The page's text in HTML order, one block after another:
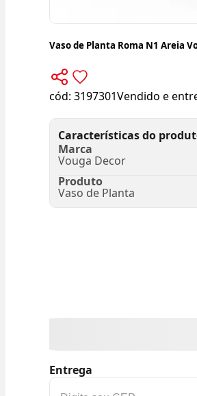
Vaso de Planta Roma N1 Areia
cód: 3197301Vendido e
Características do
Marca
Vouga Decor
Produto
Vaso de Planta
Entrega